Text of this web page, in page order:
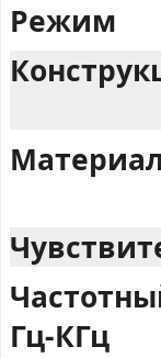
Режим
Гц-КГц